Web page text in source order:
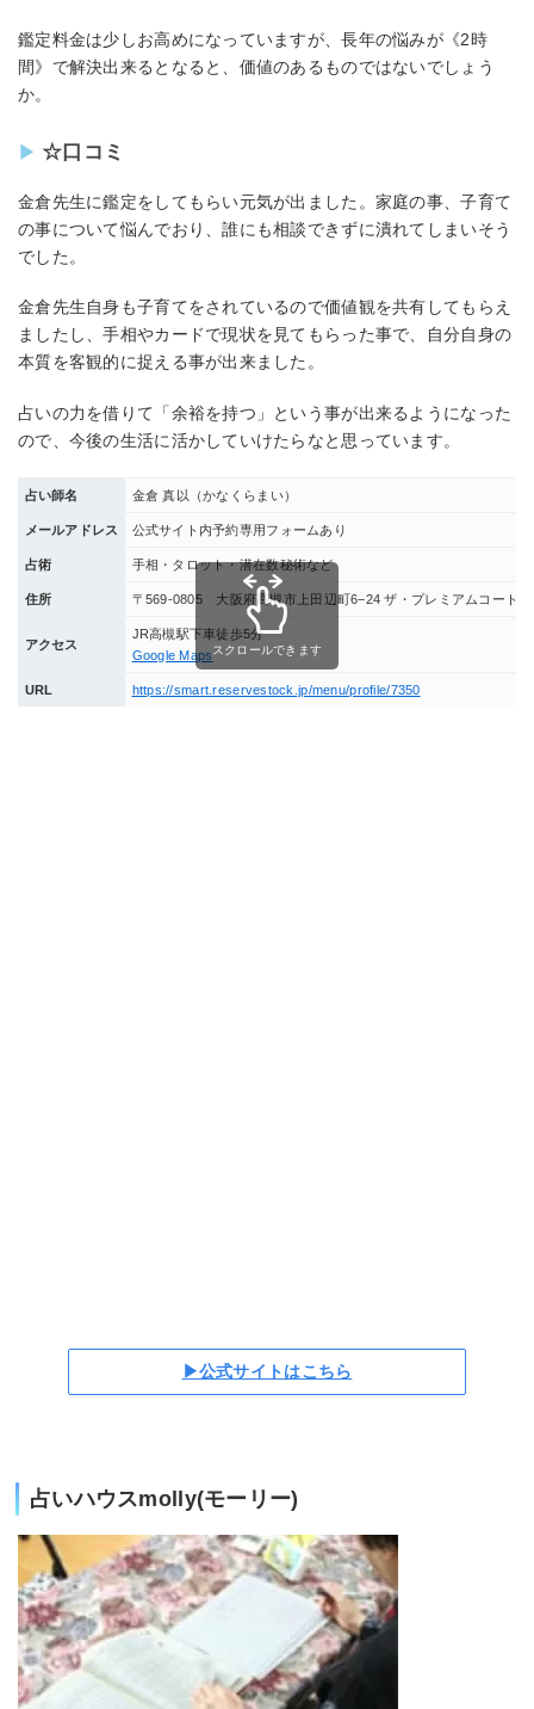
鑑定料金は少しお高めになっていますが、長年の悩みが《2時
間》で解決出来るとなると、価値のあるものではないでしょう
か。
☆口コミ
金倉先生に鑑定をしてもらい元気が出ました。家庭の事、子育て
の事について悩んでおり、誰にも相談できずに潰れてしまいそう
でした。
金倉先生自身も子育てをされているので価値観を共有してもらえ
ましたし、手相やカードで現状を見てもらった事で、自分自身の
本質を客観的に捉える事が出来ました。
占いの力を借りて「余裕を持つ」という事が出来るようになった
ので、今後の生活に活かしていけたらなと思っています。
占い師名 金倉 真以（かなくらまい）
メールアドレス 公式サイト内予約専用フォームあり
占術 手相・タロット・潜在数秘術など
住所 〒569-0805 大阪府高槻市上田辺町6−24 ザ・プレミアムコート
アクセス
JR高槻駅下車徒歩5分
Google Maps
URL https://smart.reservestock.jp/menu/profile/7350
スクロールできます
▶公式サイトはこちら
占いハウスmolly(モーリー)